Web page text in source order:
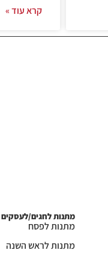
קרא עוד »
מתנות לחגים/לעסקים
מתנות לפסח
מתנות לראש השנה